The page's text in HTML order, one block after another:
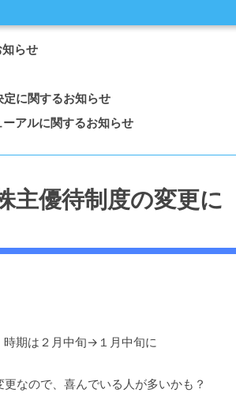
らせ
に関するお知らせ
アルに関するお知らせ
優待制度の変更に
期は２月中旬→１月中旬に
なので、喜んでいる人が多いかも？